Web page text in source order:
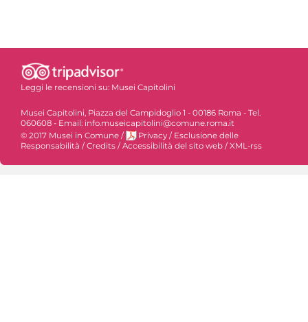
Leggi le recensioni su: Musei Capitolini
Musei Capitolini, Piazza del Campidoglio 1 - 00186 Roma - Tel.
060608 - Email: info.museicapitolini@comune.roma.it
© 2017 Musei in Comune / Privacy / Esclusione delle
Responsabilità /Credits /Accessibilità del sito web /XML-rss